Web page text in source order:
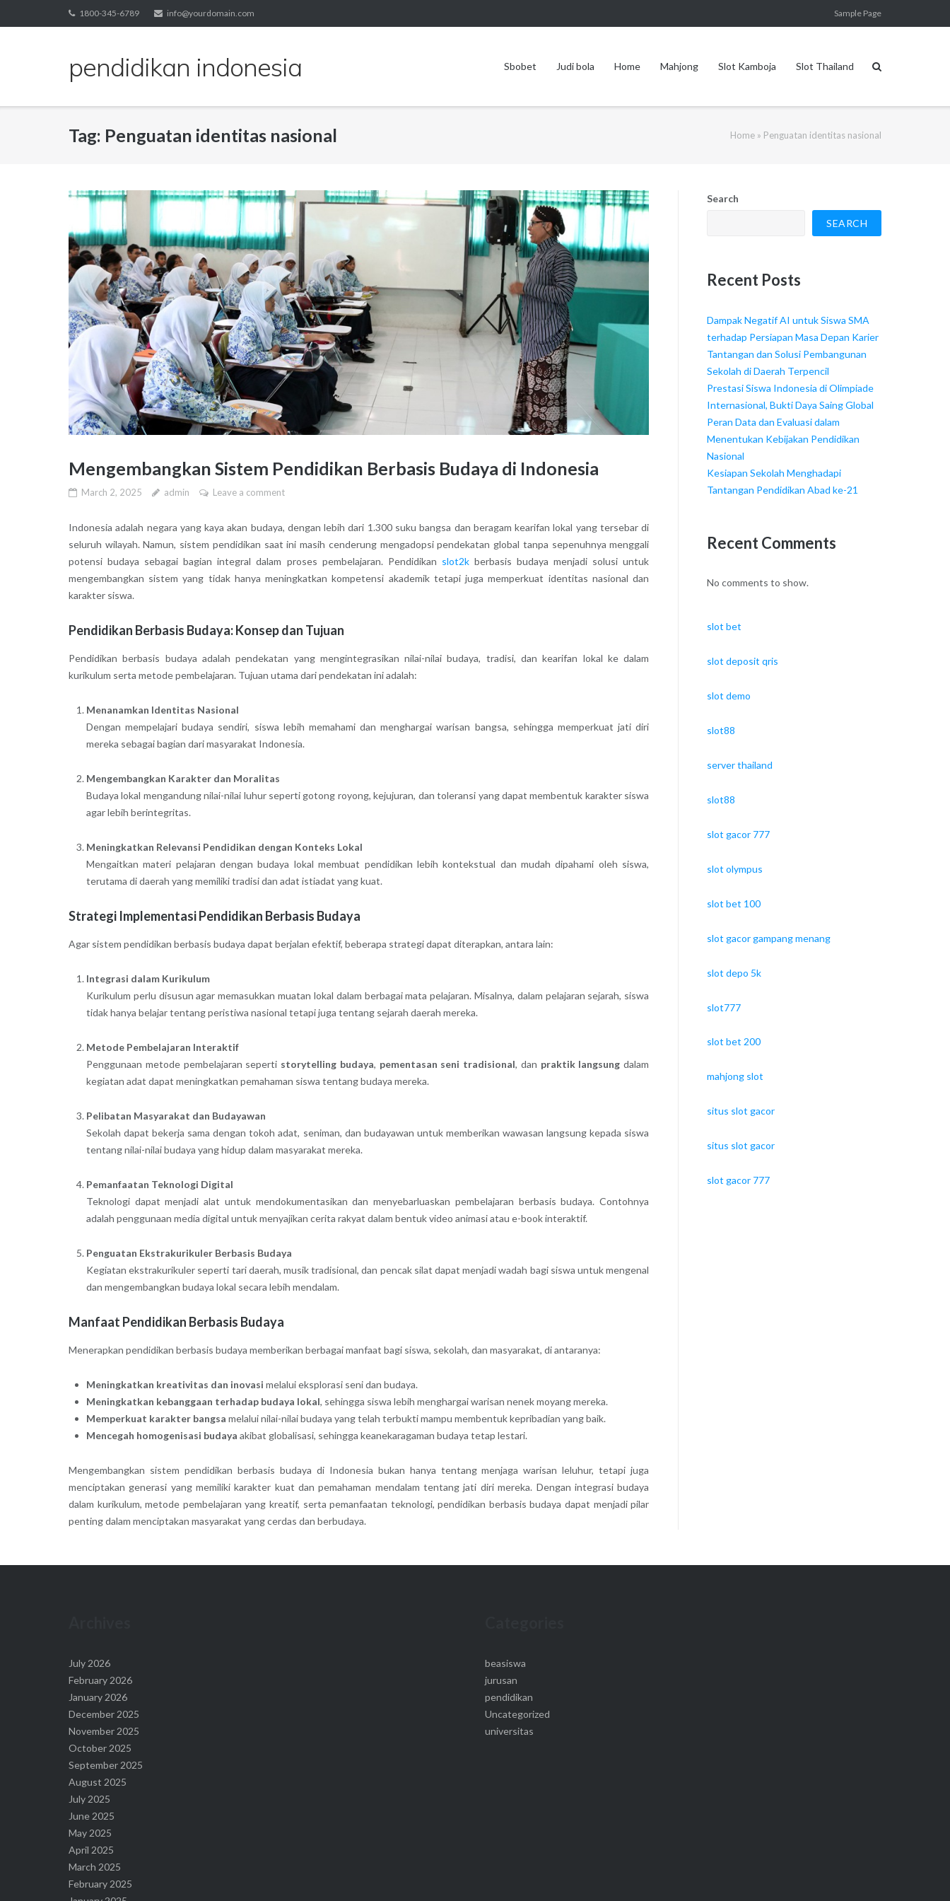
to
1800-345-6789 info@yourdomain.com Sample Page
pendidikan indonesia Sbobet Judi bola Home Mahjong Slot Kamboja Slot Thailand
Tag: Penguatan identitas nasional Home » Penguatan identitas nasional
Mengembangkan Sistem Pendidikan Berbasis Budaya di Indonesia
March 2, 2025 admin Leave a comment
Indonesia adalah negara yang kaya akan budaya, dengan lebih dari 1.300 suku bangsa dan beragam kearifan lokal yang tersebar di
seluruh wilayah. Namun, sistem pendidikan saat ini masih cenderung mengadopsi pendekatan global tanpa sepenuhnya menggali
potensi budaya sebagai bagian integral dalam proses pembelajaran. Pendidikan slot2kberbasis budaya menjadi solusi untuk
mengembangkan sistem yang tidak hanya meningkatkan kompetensi akademik tetapi juga memperkuat identitas nasional dan
karakter siswa.
Pendidikan Berbasis Budaya: Konsep dan Tujuan
Pendidikan berbasis budaya adalah pendekatan yang mengintegrasikan nilai-nilai budaya, tradisi, dan kearifan lokal ke dalam
kurikulum serta metode pembelajaran. Tujuan utama dari pendekatan ini adalah:
Menanamkan Identitas Nasional
Dengan mempelajari budaya sendiri, siswa lebih memahami dan menghargai warisan bangsa, sehingga memperkuat jati diri
mereka sebagai bagian dari masyarakat Indonesia.
Mengembangkan Karakter dan Moralitas
Budaya lokal mengandung nilai-nilai luhur seperti gotong royong, kejujuran, dan toleransi yang dapat membentuk karakter siswa
agar lebih berintegritas.
Meningkatkan Relevansi Pendidikan dengan Konteks Lokal
Mengaitkan materi pelajaran dengan budaya lokal membuat pendidikan lebih kontekstual dan mudah dipahami oleh siswa,
terutama di daerah yang memiliki tradisi dan adat istiadat yang kuat.
Strategi Implementasi Pendidikan Berbasis Budaya
Agar sistem pendidikan berbasis budaya dapat berjalan efektif, beberapa strategi dapat diterapkan, antara lain:
Integrasi dalam Kurikulum
Kurikulum perlu disusun agar memasukkan muatan lokal dalam berbagai mata pelajaran. Misalnya, dalam pelajaran sejarah, siswa
tidak hanya belajar tentang peristiwa nasional tetapi juga tentang sejarah daerah mereka.
Metode Pembelajaran Interaktif
Penggunaan metode pembelajaran seperti storytelling budaya, pementasan seni tradisional, dan praktik langsung dalam
kegiatan adat dapat meningkatkan pemahaman siswa tentang budaya mereka.
Pelibatan Masyarakat dan Budayawan
Sekolah dapat bekerja sama dengan tokoh adat, seniman, dan budayawan untuk memberikan wawasan langsung kepada siswa
tentang nilai-nilai budaya yang hidup dalam masyarakat mereka.
Pemanfaatan Teknologi Digital
Teknologi dapat menjadi alat untuk mendokumentasikan dan menyebarluaskan pembelajaran berbasis budaya. Contohnya
adalah penggunaan media digital untuk menyajikan cerita rakyat dalam bentuk video animasi atau e-book interaktif.
Penguatan Ekstrakurikuler Berbasis Budaya
Kegiatan ekstrakurikuler seperti tari daerah, musik tradisional, dan pencak silat dapat menjadi wadah bagi siswa untuk mengenal
dan mengembangkan budaya lokal secara lebih mendalam.
Manfaat Pendidikan Berbasis Budaya
Menerapkan pendidikan berbasis budaya memberikan berbagai manfaat bagi siswa, sekolah, dan masyarakat, di antaranya:
Meningkatkan kreativitas dan inovasi melalui eksplorasi seni dan budaya.
Meningkatkan kebanggaan terhadap budaya lokal, sehingga siswa lebih menghargai warisan nenek moyang mereka.
Memperkuat karakter bangsa melalui nilai-nilai budaya yang telah terbukti mampu membentuk kepribadian yang baik.
Mencegah homogenisasi budaya akibat globalisasi, sehingga keanekaragaman budaya tetap lestari.
Mengembangkan sistem pendidikan berbasis budaya di Indonesia bukan hanya tentang menjaga warisan leluhur, tetapi juga
menciptakan generasi yang memiliki karakter kuat dan pemahaman mendalam tentang jati diri mereka. Dengan integrasi budaya
dalam kurikulum, metode pembelajaran yang kreatif, serta pemanfaatan teknologi, pendidikan berbasis budaya dapat menjadi pilar
penting dalam menciptakan masyarakat yang cerdas dan berbudaya.
Search
SEARCH
Recent Posts
Dampak Negatif AI untuk Siswa SMA
terhadap Persiapan Masa Depan Karier
Tantangan dan Solusi Pembangunan
Sekolah di Daerah Terpencil
Prestasi Siswa Indonesia di Olimpiade
Internasional, Bukti Daya Saing Global
Peran Data dan Evaluasi dalam
Menentukan Kebijakan Pendidikan
Nasional
Kesiapan Sekolah Menghadapi
Tantangan Pendidikan Abad ke-21
Recent Comments
No comments to show.
slot bet
slot deposit qris
slot demo
slot88
server thailand
slot88
slot gacor 777
slot olympus
slot bet 100
slot gacor gampang menang
slot depo 5k
slot777
slot bet 200
mahjong slot
situs slot gacor
situs slot gacor
slot gacor 777
July 2026
February 2026
January 2026
December 2025
November 2025
October 2025
September 2025
August 2025
July 2025
June 2025
May 2025
April 2025
March 2025
February 2025
beasiswa
jurusan
pendidikan
Uncategorized
universitas